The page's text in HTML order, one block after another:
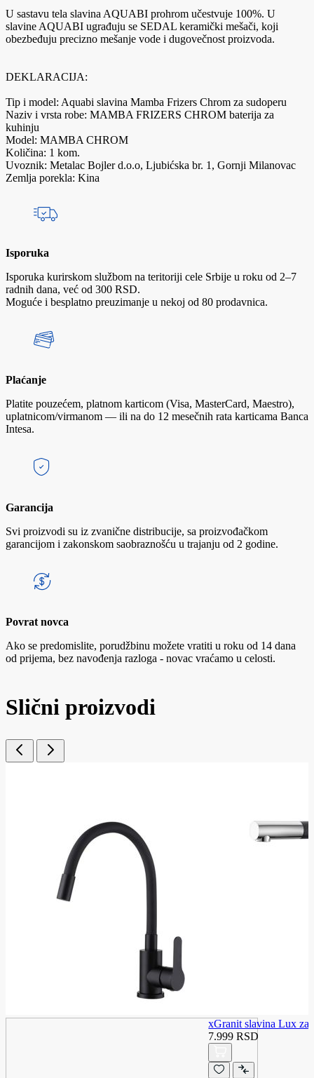
U sastavu tela slavina AQUABI prohrom učestvuje 100%. U
slavine AQUABI ugrađuju se SEDAL keramički mešači, koji
obezbeđuju precizno mešanje vode i dugovečnost proizvoda.
DEKLARACIJA:
Tip i model: Aquabi slavina Mamba Frizers Chrom za sudoperu
Naziv i vrsta robe: MAMBA FRIZERS CHROM baterija za
kuhinju
Model: MAMBA CHROM
Količina: 1 kom.
Uvoznik: Metalac Bojler d.o.o, Ljubićska br. 1, Gornji Milanovac
Zemlja porekla: Kina
Isporuka
Isporuka kurirskom službom na teritoriji cele Srbije u roku od 2–7
radnih dana, već od 300 RSD.
Moguće i besplatno preuzimanje u nekoj od 80 prodavnica.
Plaćanje
Platite pouzećem, platnom karticom (Visa, MasterCard, Maestro),
uplatnicom/virmanom — ili na do 12 mesečnih rata karticama Banca
Intesa.
Garancija
Svi proizvodi su iz zvanične distribucije, sa proizvođačkom
garancijom i zakonskom saobraznošću u trajanju od 2 godine.
Povrat novca
Ako se predomislite, porudžbinu možete vratiti u roku od 14 dana
od prijema, bez navođenja razloga - novac vraćamo u celosti.
Slični proizvodi
xGranit slavina Lux za
7.999 RSD